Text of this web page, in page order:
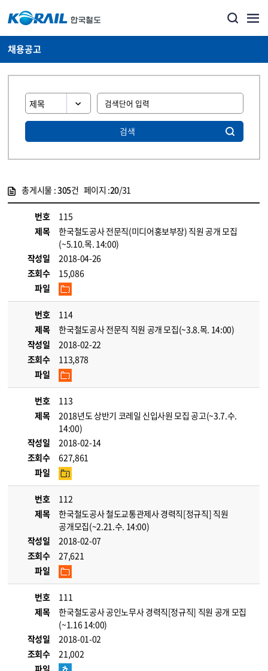
채용공고
검색
총게시물 :305건 페이지 :20/31
번호
115
제목
한국철도공사 전문직(미디어홍보부장) 직원 공개 모집
(~5.10.목. 14:00)
작성일
2018-04-26
조회수
15,086
파일
번호
114
제목
한국철도공사 전문직 직원 공개 모집(~3.8.목. 14:00)
작성일
2018-02-22
조회수
113,878
파일
번호
113
제목
2018년도 상반기 코레일 신입사원 모집 공고(~3.7.수.
14:00)
작성일
2018-02-14
조회수
627,861
파일
번호
112
제목
한국철도공사 철도교통관제사 경력직[정규직] 직원
공개모집(~2.21.수. 14:00)
작성일
2018-02-07
조회수
27,621
파일
번호
111
제목
한국철도공사 공인노무사 경력직[정규직] 직원 공개 모집
(~1.16 14:00)
작성일
2018-01-02
조회수
21,002
파일